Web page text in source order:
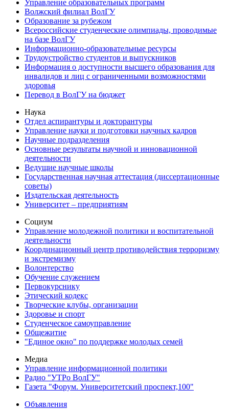
Управление образовательных программ
Волжский филиал ВолГУ
Образование за рубежом
Всероссийские студенческие олимпиады, проводимые
на базе ВолГУ
Информационно-образовательные ресурсы
Трудоустройство студентов и выпускников
Информация о доступности высшего образования для
инвалидов и лиц с ограниченными возможностями
здоровья
Перевод в ВолГУ на бюджет
Наука
Отдел аспирантуры и докторантуры
Управление науки и подготовки научных кадров
Научные подразделения
Основные результаты научной и инновационной
деятельности
Ведущие научные школы
Государственная научная аттестация (диссертационные
советы)
Издательская деятельность
Университет – предприятиям
Социум
Управление молодежной политики и воспитательной
деятельности
Координационный центр противодействия терроризму
и экстремизму
Волонтерство
Обучение служением
Первокурснику
Этический кодекс
Творческие клубы, организации
Здоровье и спорт
Студенческое самоуправление
Общежитие
"Единое окно" по поддержке молодых семей
Медиа
Управление информационной политики
Радио "УТРо ВолГУ"
Газета "Форум. Университетский проспект,100"
Объявления